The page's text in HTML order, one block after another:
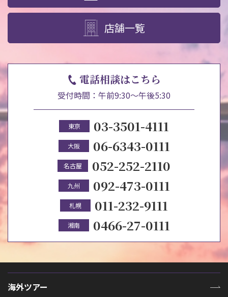
店舗一覧
電話相談はこちら
受付時間：午前9:30～午後5:30
東京 03-3501-4111
大阪 06-6343-0111
名古屋 052-252-2110
九州 092-473-0111
札幌 011-232-9111
湘南 0466-27-0111
海外ツアー